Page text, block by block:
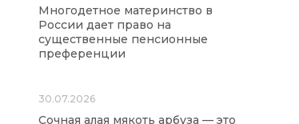
Многодетное материнство в
России дает право на
существенные пенсионные
преференции
30.07.2026
Сочная алая мякоть арбуза — это